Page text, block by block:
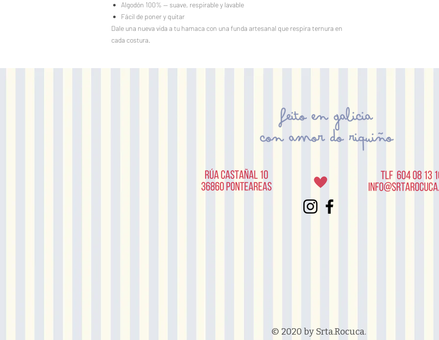
Algodón 100% — suave, respirable y lavable
Fácil de poner y quitar
Dale una nueva vida a tu hamaca con una funda artesanal que respira ternura en
cada costura.
© 2020 by Srta.Rocuca.